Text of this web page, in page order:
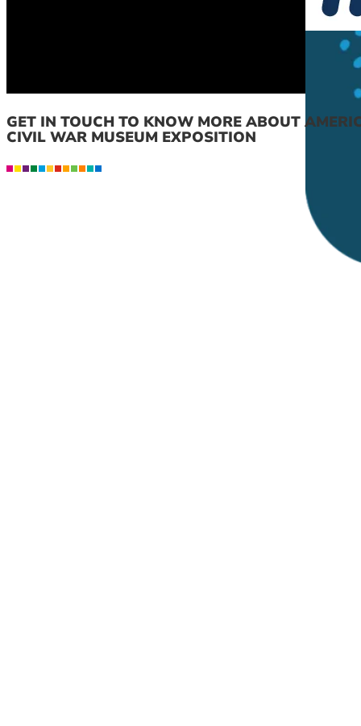
GET IN TOUCH TO KNOW MORE ABOUT
CIVIL WAR MUSEUM EXPOSITION